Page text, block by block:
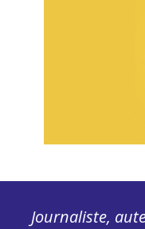
Journaliste,